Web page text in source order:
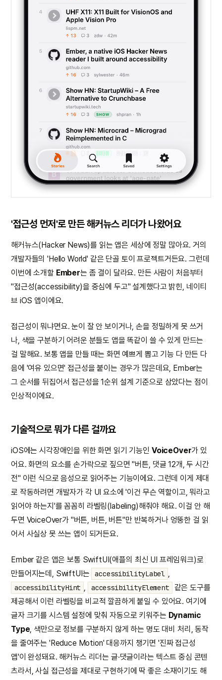
'접근성 먼저'로 만든 해커뉴스 리더가 나왔어요
해커뉴스(Hacker News)를 읽는 앱은 세상에 정말 많아요. 거의
개발자들의 'Hello World' 같은 단골 토이 프로젝트거든요. 그런데
이번에 소개할 Ember는 좀 결이 달라요. 만든 사람이 처음부터
"접근성(accessibility)을 중심에 두고" 설계했다고 밝힌, 네이티
브 iOS 앱이에요.
접근성이 뭐냐면요. 눈이 잘 안 보이거나, 손을 정밀하게 못 쓰거
나, 색을 구분하기 어려운 분들도 앱을 똑같이 쓸 수 있게 만드는
걸 말해요. 보통 앱을 만들 때는 화면 예쁘게 뽑고 기능 다 만든 다
음에 '여유 있으면' 접근성을 붙이는 경우가 많은데요, Ember는
그 순서를 뒤집어서 접근성을 1순위 설계 기준으로 삼았다는 점이
인상적이에요.
기술적으로 뭐가 다른 걸까요
iOS에는 시각장애인을 위한 화면 읽기 기능인 VoiceOver가 있
어요. 화면의 요소를 손가락으로 짚으면 "버튼, 댓글 12개, 두 시간
전" 이런 식으로 음성으로 읽어주는 기능이에요. 그런데 이게 제대
로 작동하려면 개발자가 각 UI 요소에 '이건 무슨 역할이고, 뭐라고
읽어야 하는지'를 꼼꼼히 라벨링(labeling)해줘야 해요. 이걸 안 해
두면 VoiceOver가 "버튼, 버튼, 버튼"만 반복하거나 엉뚱한 걸 읽
어서 사실상 못 쓰는 앱이 되거든요.
Ember 같은 앱은 보통 SwiftUI(애플의 최신 UI 프레임워크)로
만들어지는데, SwiftUI는
accessibilityLabel
accessibilityHint accessibilityElement
같은 도구를
제공해서 이런 라벨링을 비교적 깔끔하게 붙일 수 있어요. 여기에
글자 크기를 시스템 설정에 맞춰 자동으로 키워주는 Dynamic
Type , 색만으로 정보를 구분하지 않게 하는 명도 대비 처리, 동작
을 줄여주는 'Reduce Motion' 대응까지 챙기면 '진짜 접근성
앱'이 완성돼요. 해커뉴스 리더는 글·댓글이라는 텍스트 중심 콘텐
츠라서, 사실 접근성을 제대로 구현하기에 딱 좋은 소재이기도 해